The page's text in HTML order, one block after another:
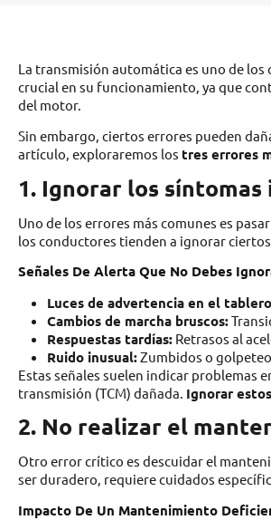
La transmisión automática es uno de
crucial en su funcionamiento, ya que
del motor.
Sin embargo, ciertos errores pueden
artículo, exploraremos los tres errores
1. Ignorar los
Uno de los errores más comunes es
los conductores tienden a ignorar
Señales De Alerta Que No Debes
Luces de advertencia en el
Cambios de marcha bruscos:
Respuestas tardías: Retrasos al
Ruido inusual:Zumbidos o
Estas señales suelen indicar problemas
transmisión (TCM) dañada. Ignorar
2. No realizar el
Otro error crítico es descuidar el
ser duradero, requiere cuidados
Impacto De Un Mantenimiento